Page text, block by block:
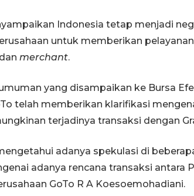
Indonesia tetap menjadi
untuk memberikan
merchant.
yang disampaikan ke Bursa
telah memberikan klarifikasi
terjadinya transaksi dengan
adanya spekulasi di
adanya rencana transaksi antara
GoTo R A Koesoemohadiani.